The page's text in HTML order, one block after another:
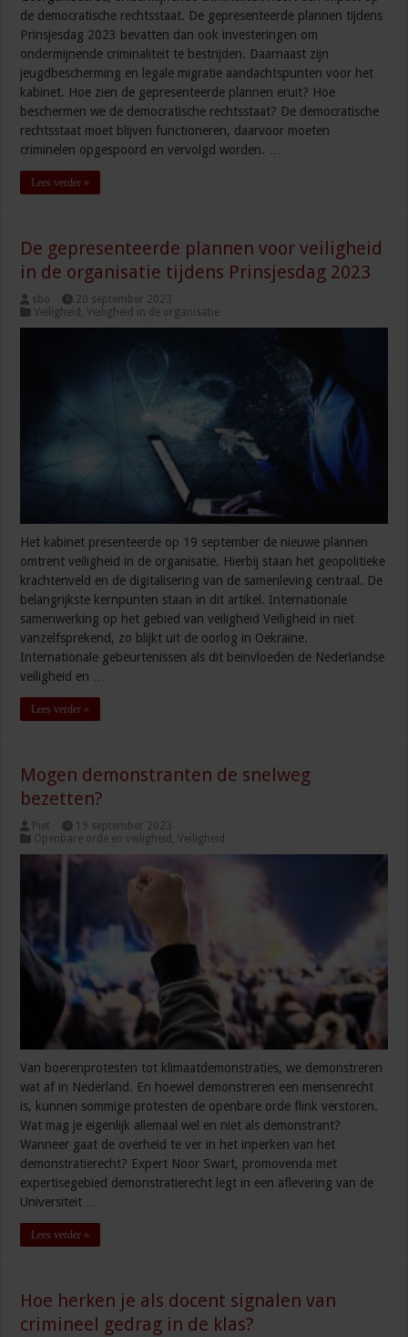
de democratische rechtsstaat. De gepresenteerde plannen tijdens
Prinsjesdag 2023 bevatten dan ook investeringen om
ondermijnende criminaliteit te bestrijden. Daarnaast zijn
jeugdbescherming en legale migratie aandachtspunten voor het
kabinet. Hoe zien de gepresenteerde plannen eruit? Hoe
beschermen we de democratische rechtsstaat? De democratische
rechtsstaat moet blijven functioneren, daarvoor moeten
criminelen opgespoord en vervolgd worden. …
Lees verder »
De gepresenteerde plannen voor veiligheid
in de organisatie tijdens Prinsjesdag 2023
sbo
20 september 2023
Veiligheid ,Veiligheid in de organisatie
Het kabinet presenteerde op 19 september de nieuwe plannen
omtrent veiligheid in de organisatie. Hierbij staan het geopolitieke
krachtenveld en de digitalisering van de samenleving centraal. De
belangrijkste kernpunten staan in dit artikel. Internationale
samenwerking op het gebied van veiligheid Veiligheid in niet
vanzelfsprekend, zo blijkt uit de oorlog in Oekraïne.
Internationale gebeurtenissen als dit beïnvloeden de Nederlandse
veiligheid en …
Lees verder »
Mogen demonstranten de snelweg
bezetten?
Piet
19 september 2023
Openbare orde en veiligheid
,Veiligheid
Van boerenprotesten tot klimaatdemonstraties, we demonstreren
wat af in Nederland. En hoewel demonstreren een mensenrecht
is, kunnen sommige protesten de openbare orde flink verstoren.
Wat mag je eigenlijk allemaal wel en niet als demonstrant?
Wanneer gaat de overheid te ver in het inperken van het
demonstratierecht? Expert Noor Swart, promovenda met
expertisegebied demonstratierecht legt in een aflevering van de
Universiteit …
Lees verder »
Hoe herken je als docent signalen van
crimineel gedrag in de klas?